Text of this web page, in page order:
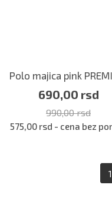
Polo majica pink
690,00 rsd
990,00 rsd
575,00 rsd - cena bez
1